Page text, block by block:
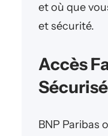
et où que
et sécurité.
Accès
BNP Paribas